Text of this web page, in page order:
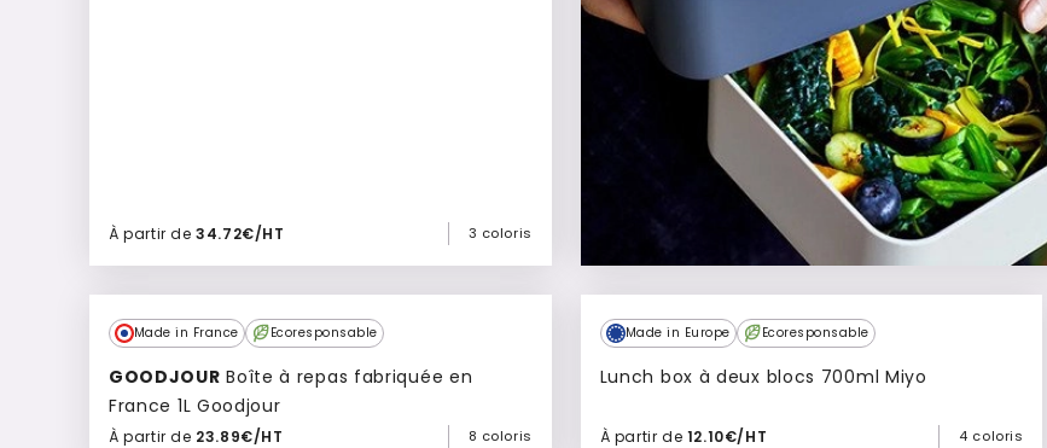
À partir de34.72€/HT 3 coloris
Ajouter à mon devis
Made in France Ecoresponsable
GOODJOUR Boîte à repas fabriquée en
France 1L Goodjour
À partir de 23.89€/HT 8 coloris
Made in Europe Ecoresponsable
Lunch box à deux blocs 700ml Miyo
À partir de 12.10€/HT 4 coloris